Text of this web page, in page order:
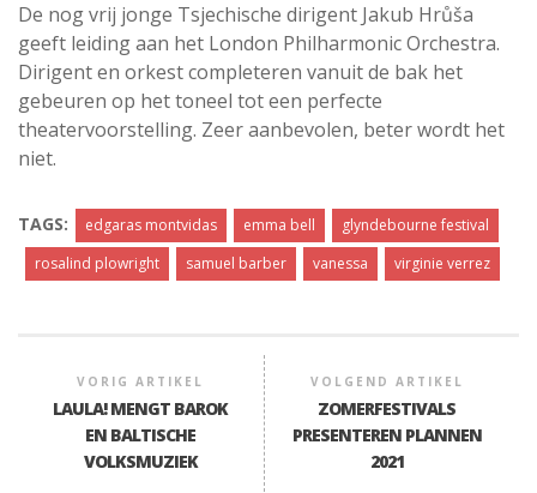
De nog vrij jonge Tsjechische dirigent Jakub Hrůša
geeft leiding aan het London Philharmonic Orchestra.
Dirigent en orkest completeren vanuit de bak het
gebeuren op het toneel tot een perfecte
theatervoorstelling. Zeer aanbevolen, beter wordt het
niet.
TAGS: edgaras montvidas emma bell
glyndebourne festival
rosalind plowright
samuel barber vanessa virginie verrez
VORIG ARTIKEL
LAULA! MENGT BAROK
EN BALTISCHE
VOLKSMUZIEK
VOLGEND ARTIKEL
ZOMERFESTIVALS
PRESENTEREN PLANNEN
2021